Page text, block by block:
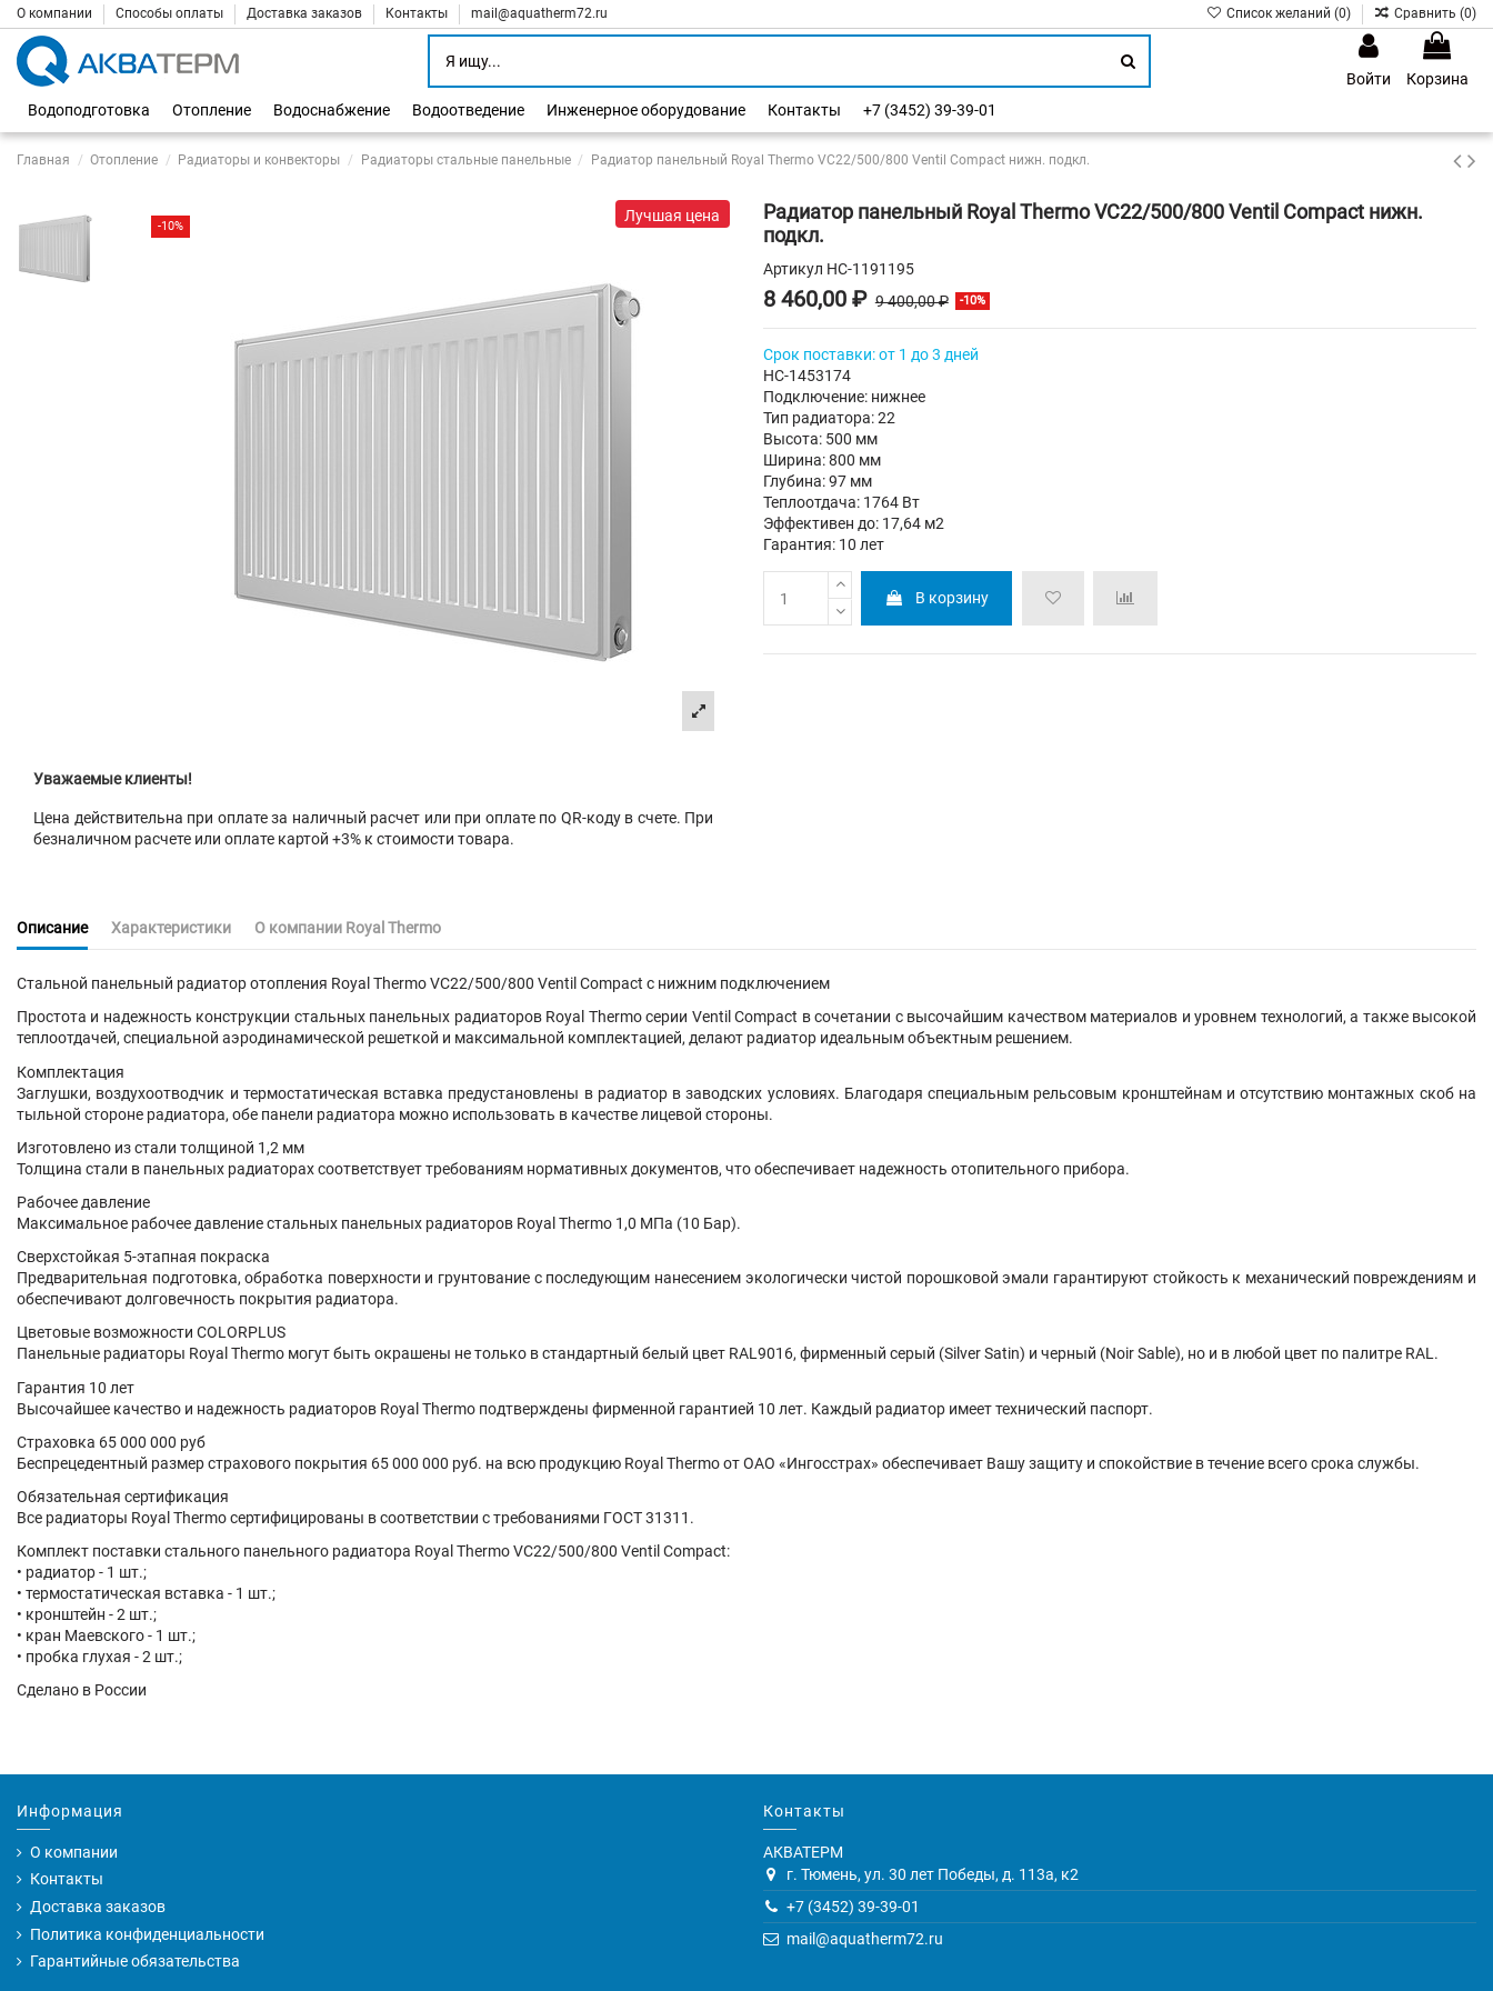
О компании Способы оплаты Доставка заказов Контакты mail@aquatherm72.ru Список желаний (0) Сравнить (0)
Войти
Корзина
Водоподготовка
Отопление Водоснабжение Водоотведение Инженерное оборудование Контакты +7 (3452) 39-39-01
Главная Отопление Радиаторы и конвекторы Радиаторы стальные панельные Радиатор панельный Royal Thermo VC22/500/800 Ventil Compact нижн. подкл.
-10%
Лучшая цена
Уважаемые клиенты!
Цена действительна при оплате за наличный расчет или при оплате по QR-коду в счете. При
безналичном расчете или оплате картой +3% к стоимости товара.
Радиатор панельный Royal Thermo VC22/500/800 Ventil Compact нижн.
подкл.
Артикул НС-1191195
8 460,00 ₽ 9 400,00 ₽ -10%
Срок поставки: от 1 до 3 дней
НС-1453174
Подключение: нижнее
Тип радиатора: 22
Высота: 500 мм
Ширина: 800 мм
Глубина: 97 мм
Теплоотдача: 1764 Вт
Эффективен до: 17,64 м2
Гарантия: 10 лет
В корзину
Описание Характеристики О компании Royal Thermo
Стальной панельный радиаторотопления Royal Thermo VC22/500/800 Ventil Compact с нижним подключением
Простота и надежность конструкции стальных панельных радиаторов Royal Thermo серии Ventil Compact в сочетании с высочайшим качеством материалов и уровнем технологий, а также высокой
теплоотдачей, специальной аэродинамической решеткой и максимальной комплектацией, делают радиатор идеальным объектным решением.
Комплектация
Заглушки, воздухоотводчик и термостатическая вставка предустановлены в радиатор в заводских условиях. Благодаря специальным рельсовым кронштейнам и отсутствию монтажных скоб на
тыльной стороне радиатора, обе панели радиатора можно использовать в качестве лицевой стороны.
Изготовлено из стали толщиной 1,2 мм
Толщина стали в панельных радиаторах соответствует требованиям нормативных документов, что обеспечивает надежность отопительного прибора.
Рабочее давление
Максимальное рабочее давление стальных панельных радиаторов Royal Thermo 1,0 МПа (10 Бар).
Сверхстойкая 5-этапная покраска
Предварительная подготовка, обработка поверхности и грунтование с последующим нанесением экологически чистой порошковой эмали гарантируют стойкость к механический повреждениям и
обеспечивают долговечность покрытия радиатора.
Цветовые возможности COLORPLUS
Панельные радиаторы Royal Thermo могут быть окрашены не только в стандартный белый цвет RAL9016, фирменный серый (Silver Satin) и черный (Noir Sable), но и в любой цвет по палитре RAL.
Гарантия 10 лет
Высочайшее качество и надежность радиаторов Royal Thermo подтверждены фирменной гарантией 10 лет. Каждый радиатор имеет технический паспорт.
Страховка 65 000 000 руб
Беспрецедентный размер страхового покрытия 65 000 000 руб. на всю продукцию Royal Thermo от ОАО «Ингосстрах» обеспечивает Вашу защиту и спокойствие в течение всего срока службы.
Обязательная сертификация
Все радиаторы Royal Thermo сертифицированы в соответствии с требованиями ГОСТ 31311.
Комплект поставки стального панельного радиатора Royal Thermo VC22/500/800 Ventil Compact:
• радиатор - 1 шт.;
• термостатическая вставка - 1 шт.;
• кронштейн - 2 шт.;
• кран Маевского - 1 шт.;
• пробка глухая - 2 шт.;
Сделано в России
Информация
О компании
Контакты
Доставка заказов
Политика конфиденциальности
Гарантийные обязательства
Контакты
АКВАТЕРМ
г. Тюмень, ул. 30 лет Победы, д. 113а, к2
+7 (3452) 39-39-01
mail@aquatherm72.ru